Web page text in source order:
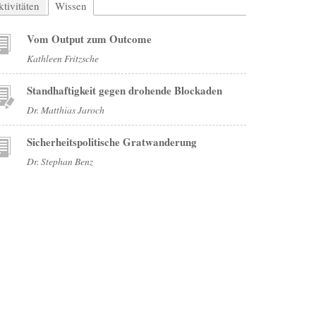
Wissen
Vom Output zum Outcome
Kathleen Fritzsche
Standhaftigkeit gegen drohende Blockaden
Dr. Matthias Jaroch
Sicherheitspolitische Gratwanderung
Dr. Stephan Benz